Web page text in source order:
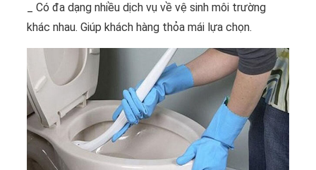
_ Có đa dạng nhiều dịch vụ về vệ sinh môi trường
khác nhau. Giúp khách hàng thỏa mái lựa chọn.